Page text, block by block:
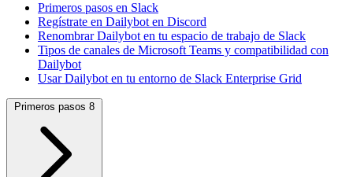
Primeros pasos en Slack
Regístrate en Dailybot en Discord
Renombrar Dailybot en tu espacio de trabajo de Slack
Tipos de canales de Microsoft Teams y compatibilidad con
Dailybot
Usar Dailybot en tu entorno de Slack Enterprise Grid
Primeros pasos 8